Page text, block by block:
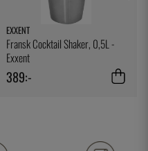
EXXENT
Fransk Cocktail Shaker, 0,5L -
Exxent
389:-